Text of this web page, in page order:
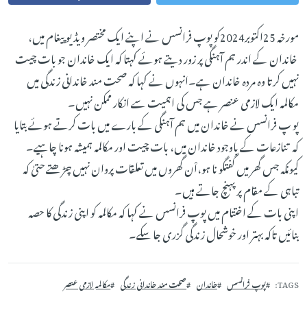
مورخہ 25اکتوبر2024کو پوپ فرانسس نے اپنے ایک مختصر ویڈیو پیغام میں،
خاندان کے اندر ہم آہنگی پر زور دیتے ہوئے کہتا کہ ایک خاندان جو بات چیت
نہیں کرتا وہ مردہ خاندان ہے۔انہوں نے کہا کہ صحت مند خاندانی زندگی میں
مکالمہ ایک لازمی عنصر ہے جس کی اہمیت سے انکار ممکن نہیں۔
پو پ فرانسس نے خاندان میں ہم آہنگی کے بارے میں بات کرتے ہوئے بتایا
کہ تنازعات کے باوجود خاندان میں، بات چیت اور مکالمہ ہمیشہ ہونا چاہیے۔
کیونکہ جس گھر میں گفتگو نا ہو،اْن گھروں میں تعلقات پروان نہیں چڑھتے حتیٰ کہ
تباہی کے مقام پر پہنچ جاتے ہیں۔
اپنی بات کے اختتام میں پوپ فرانسس نے کہا کہ مکالمہ کو اپنی زندگی کا حصہ
بنائیں تاکہ بہتر اور خوشحال زندگی گزری جا سکے۔
TAGS پوپ فرانسس خاندان صحت مند خاندانی زندگی مکالمہ لازمی عنصر